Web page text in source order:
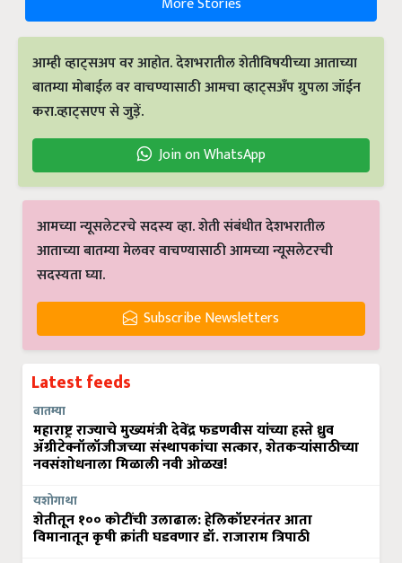
आम्ही व्हाट्सअप वर आहोत. देशभरातील शेतीविषयीच्या आताच्या
बातम्या मोबाईल वर वाचण्यासाठी आमचा व्हाट्सअँप ग्रुपला जॉईन
करा.व्हाट्सएप से जुड़ें.
Join on WhatsApp
आमच्या न्यूसलेटरचे सदस्य व्हा. शेती संबंधीत देशभरातील
आताच्या बातम्या मेलवर वाचण्यासाठी आमच्या न्यूसलेटरची
सदस्यता घ्या.
Subscribe Newsletters
Latest feeds
बातम्या
महाराष्ट्र राज्याचे मुख्यमंत्री देवेंद्र फडणवीस यांच्या हस्ते ध्रुव
ॲग्रीटेक्नॉलॉजीजच्या संस्थापकांचा सत्कार, शेतकऱ्यांसाठीच्या
नवसंशोधनाला मिळाली नवी ओळख!
यशोगाथा
शेतीतून १०० कोटींची उलाढाल: हेलिकॉप्टरनंतर आता
विमानातून कृषी क्रांती घडवणार डॉ. राजाराम त्रिपाठी